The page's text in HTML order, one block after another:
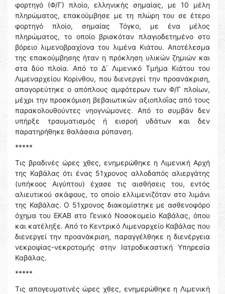
φορτηγό (Φ/Γ) πλοίο, ελληνικής σημαίας, με 10 μέλη
πληρώματος, επακούμβησε με τη πλώρη του σε έτερο
φορτηγό πλοίο, σημαίας Τόγκο, με ένα μέλος
πληρώματος, το οποίο βρισκόταν πλαγιοδετημένο στο
βόρειο λιμενοβραχίονα του λιμένα Κιάτου. Αποτέλεσμα
της επακούμβησης ήταν η πρόκληση υλικών ζημιών και
στα δύο πλοία. Από το Δ΄ Λιμενικό Τμήμα Κιάτου του
Λιμεναρχείου Κορίνθου, που διενεργεί την προανάκριση,
απαγορεύτηκε ο απόπλους αμφότερων των Φ/Γ πλοίων,
μέχρι την προσκόμιση βεβαιωτικών αξιοπλοΐας από τους
παρακολουθούντες νηογνώμονες. Από το συμβάν δεν
υπήρξε τραυματισμός ή εισροή υδάτων και δεν
παρατηρήθηκε θαλάσσια ρύπανση.
*****
Τις βραδινές ώρες χθες, ενημερώθηκε η Λιμενική Αρχή
της Καβάλας ότι ένας 51χρονος αλλοδαπός αλιεργάτης
(υπήκοος Αιγύπτου) έχασε τις αισθήσεις του, εντός
αλιευτικού σκάφους, το οποίο ελλιμενιζόταν στο λιμάνι
της Καβάλας. Ο 51χρονος διακομίστηκε με ασθενοφόρο
όχημα του ΕΚΑΒ στο Γενικό Νοσοκομείο Καβάλας, όπου
και κατέληξε. Από το Κεντρικό Λιμεναρχείο Καβάλας που
διενεργεί την προανάκριση, παραγγέλθηκε η διενέργεια
νεκροψίας-νεκροτομής στην Ιατροδικαστική Υπηρεσία
Καβάλας.
*****
Τις απογευματινές ώρες χθες, ενημερώθηκε η Λιμενική